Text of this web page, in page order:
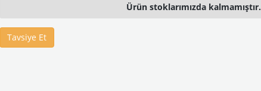
Ürün stoklarımızda kalmamıştır.
Tavsiye Et